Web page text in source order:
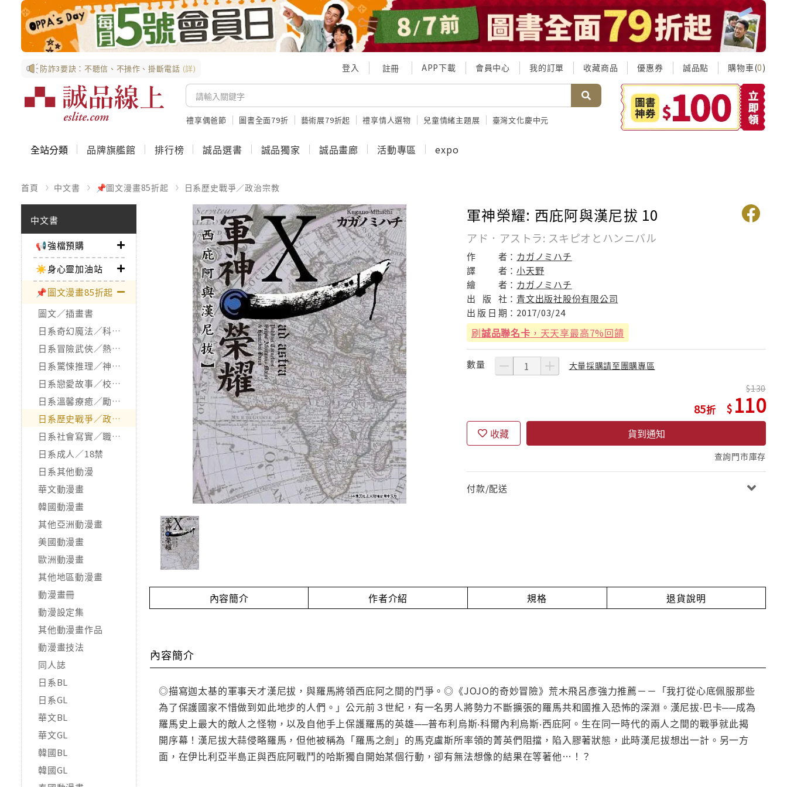
防詐3要訣：不聽信、不操作、掛斷電話 (詳) 登入 註冊 APP下載 會員中心 我的訂單 收藏商品 優惠券 誠品點 購物車(0)
禮享偶爸節 圖書全面79折 藝術展79折起 禮享情人選物 兒童情緒主題展 臺灣文化慶中元
全站分類 品牌旗艦館 排行榜 誠品選書 誠品獨家 誠品畫廊 活動專區 expo
首頁 中文書 📌圖文漫畫85折起 日系歷史戰爭／政治宗教
中文書
📢強檔預購
☀️身心靈加油站
📌圖文漫畫85折起
圖文／插畫書
日系奇幻魔法／科幻冒險
日系冒險武俠／熱血運動
日系驚悚推理／神怪靈異
日系戀愛故事／校園青春
日系溫馨療癒／勵志搞笑
日系歷史戰爭／政治宗教
日系社會寫實／職場職人
日系成人／18禁
日系其他動漫
華文動漫畫
韓國動漫畫
其他亞洲動漫畫
美國動漫畫
歐洲動漫畫
其他地區動漫畫
動漫畫冊
動漫設定集
其他動漫畫作品
動漫畫技法
同人誌
日系BL
日系GL
華文BL
華文GL
韓國BL
韓國GL
軍神榮耀: 西庇阿與漢尼拔 10
アド．アストラ: スキピオとハンニバル
作 者： カガノミハチ
譯
者：小天野
繪
者： カガノミハチ
出
版 社： 青文出版社股份有限公司
出 版 日 期： 2017/03/24
刷誠品聯名卡 ，天天享最高7%回饋
數量 大量採購請至團購專區
85
130
110
收藏 貨到通知
查詢門市庫存
付款/配送
內容簡介 作者介紹 規格 退貨說明
內容簡介
◎描寫迦太基的軍事天才漢尼拔，與羅馬將領西庇阿之間的鬥爭。◎《JOJO的奇妙冒險》荒木飛呂彥強力推薦－－「我打從心底佩服那些
為了保護國家不惜做到如此地步的人們。」公元前３世紀，有一名男人將勢力不斷擴張的羅馬共和國推入恐怖的深淵。漢尼拔‧巴卡──成為
羅馬史上最大的敵人之怪物，以及自他手上保護羅馬的英雄──普布利烏斯‧科爾內利烏斯‧西庇阿。生在同一時代的兩人之間的戰爭就此揭
開序幕！漢尼拔大蒜侵略羅馬，但他被稱為「羅馬之劍」的馬克盧斯所率領的菁英們阻擋，陷入膠著狀態，此時漢尼拔想出一計。另一方
面，在伊比利亞半島正與西庇阿戰鬥的哈斯獨自開始某個行動，卻有無法想像的結果在等著他…！？